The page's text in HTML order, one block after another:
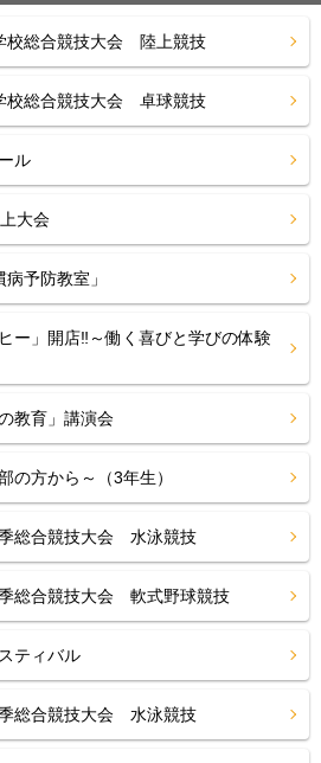
校総合競技大会 陸上競技
校総合競技大会 卓球競技
ル
大会
予防教室」
ー」開店‼︎～働く喜びと学びの体験
教育」講演会
の方から～（3年生）
総合競技大会 水泳競技
総合競技大会 軟式野球競技
ティバル
総合競技大会 水泳競技